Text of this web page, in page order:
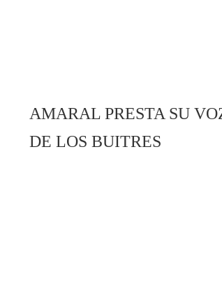
AMARAL PRESTA SU
DE LOS BUITRES